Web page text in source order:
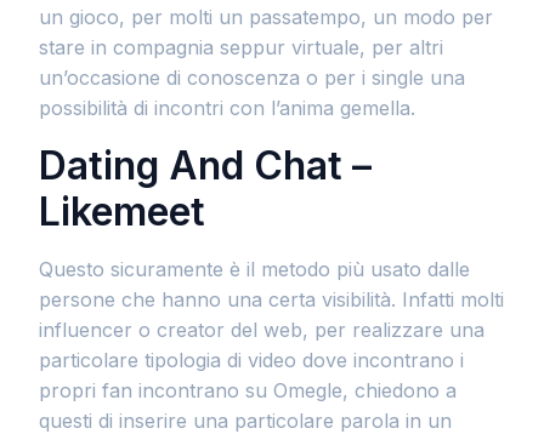
un gioco, per molti un passatempo, un modo per
stare in compagnia seppur virtuale, per altri
un’occasione di conoscenza o per i single una
possibilità di incontri con l’anima gemella.
Dating And Chat –
Likemeet
Questo sicuramente è il metodo più usato dalle
persone che hanno una certa visibilità. Infatti molti
influencer o creator del web, per realizzare una
particolare tipologia di video dove incontrano i
propri fan incontrano su Omegle, chiedono a
questi di inserire una particolare parola in un